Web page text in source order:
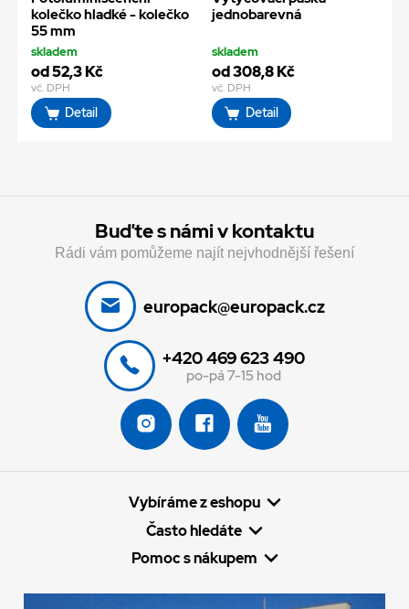
kolečko hladké - kolečko
55 mm
skladem
od 52,3 Kč
vč. DPH
Detail
jednobarevná
skladem
od 308,8 Kč
vč. DPH
Detail
Buďte s námi v kontaktu
Rádi vám pomůžeme najít nejvhodnější řešení
europack@europack.cz
+420 469 623 490
po-pá 7-15 hod
Vybíráme z eshopu
Často hledáte
Pomoc s nákupem